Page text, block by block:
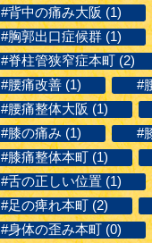
#背中の痛み大阪 (1)
#胸郭出口症候群 (1)
#脊柱管狭窄症本町 (2)
#腰痛改善 (1)
#
#腰痛整体大阪 (1)
#膝の痛み (1)
#
#膝痛整体本町 (1)
#舌の正しい位置 (1)
#足の痺れ本町 (2)
#身体の歪み本町 (0)